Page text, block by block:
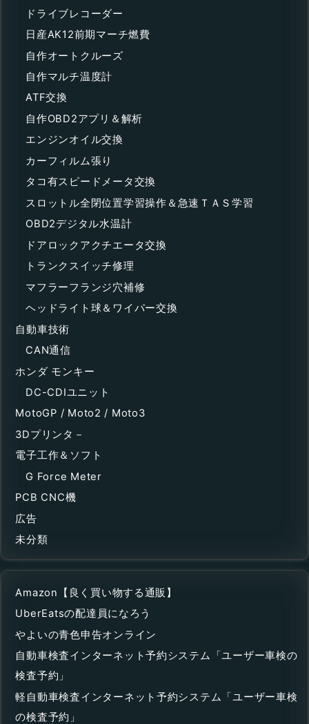
ドライブレコーダー
日産AK12前期マーチ燃費
自作オートクルーズ
自作マルチ温度計
ATF交換
自作OBD2アプリ＆解析
エンジンオイル交換
カーフィルム張り
タコ有スピードメータ交換
スロットル全閉位置学習操作＆急速ＴＡＳ学習
OBD2デジタル水温計
ドアロックアクチエータ交換
トランクスイッチ修理
マフラーフランジ穴補修
ヘッドライト球＆ワイパー交換
自動車技術
CAN通信
ホンダ モンキー
DC-CDIユニット
MotoGP / Moto2 / Moto3
3Dプリンタ－
電子工作＆ソフト
G Force Meter
PCB CNC機
広告
未分類
Amazon【良く買い物する通販】
UberEatsの配達員になろう
やよいの青色申告オンライン
自動車検査インターネット予約システム「ユーザー車検の
検査予約」
軽自動車検査インターネット予約システム「ユーザー車検
の検査予約」